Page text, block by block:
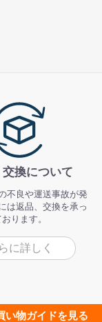
換について
不良や運送事故が発
は返品、交換を承っ
ります。
に詳しく
い物ガイドを見る